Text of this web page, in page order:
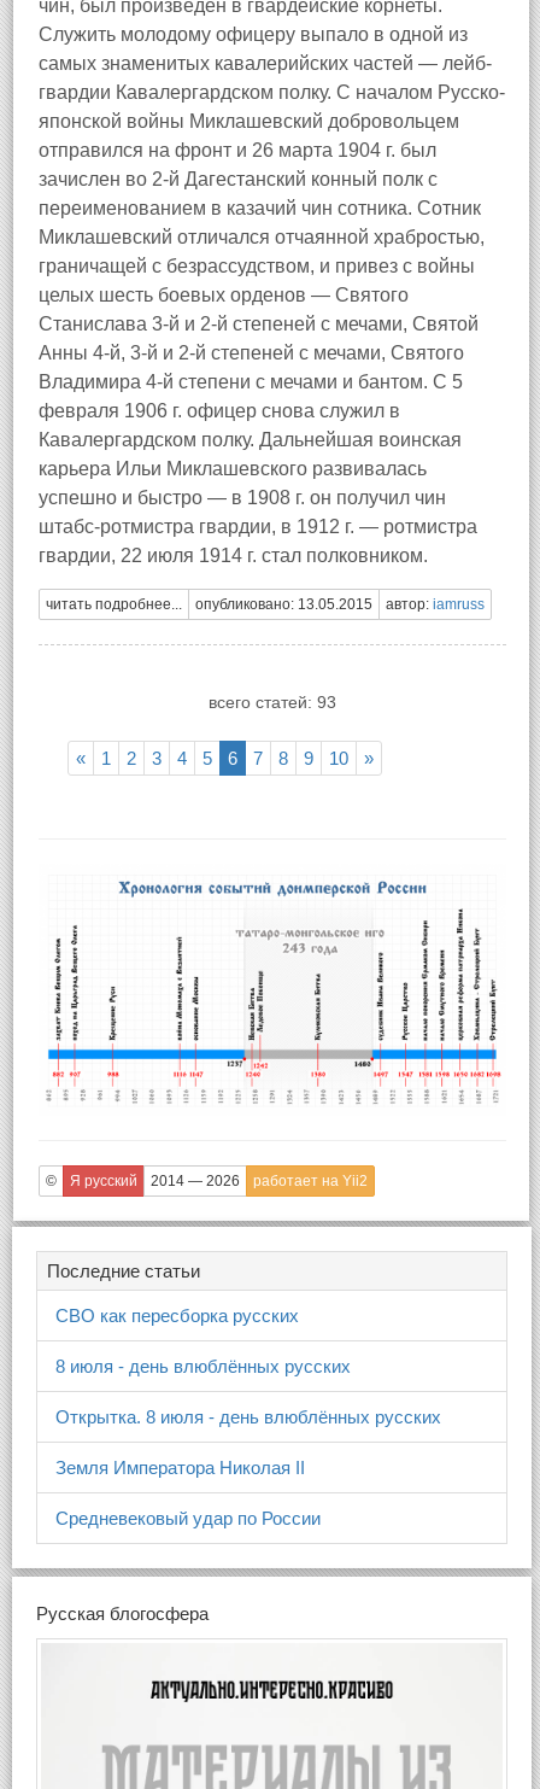
чин, был произведен в гвардейские корнеты.
Служить молодому офицеру выпало в одной из
самых знаменитых кавалерийских частей — лейб-
гвардии Кавалергардском полку. С началом Русско-
японской войны Миклашевский добровольцем
отправился на фронт и 26 марта 1904 г. был
зачислен во 2-й Дагестанский конный полк с
переименованием в казачий чин сотника. Сотник
Миклашевский отличался отчаянной храбростью,
граничащей с безрассудством, и привез с войны
целых шесть боевых орденов — Святого
Станислава 3-й и 2-й степеней с мечами, Святой
Анны 4-й, 3-й и 2-й степеней с мечами, Святого
Владимира 4-й степени с мечами и бантом. С 5
февраля 1906 г. офицер снова служил в
Кавалергардском полку. Дальнейшая воинская
карьера Ильи Миклашевского развивалась
успешно и быстро — в 1908 г. он получил чин
штабс-ротмистра гвардии, в 1912 г. — ротмистра
гвардии, 22 июля 1914 г. стал полковником.
читать подробнее... опубликовано: 13.05.2015 автор: iamruss
всего статей: 93
« 1 2 3 4 5 6 7 8 9 10 »
© Я русский 2014 — 2026 работает на Yii2
Последние статьи
СВО как пересборка русских
8 июля - день влюблённых русских
Открытка. 8 июля - день влюблённых русских
Земля Императора Николая II
Средневековый удар по России
Русская блогосфера